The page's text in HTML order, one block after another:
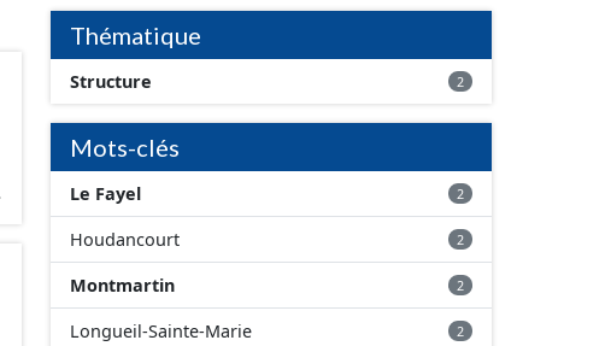
Thématique
Structure 2
Mots-clés
Le Fayel 2
Houdancourt 2
Montmartin 2
Longueil-Sainte-Marie 2